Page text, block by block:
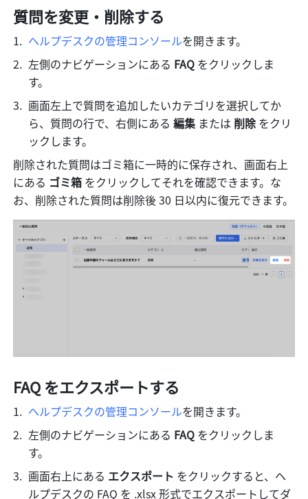
質問を変更・削除する
ヘルプデスクの管理コンソールを開きます。
左側のナビゲーションにある FAQ をクリックしま
す。
画面左上で質問を追加したいカテゴリを選択してか
ら、質問の行で、右側にある 編集 または 削除 をクリ
ックします。
削除された質問はゴミ箱に一時的に保存され、画面右上
にある ゴミ箱 をクリックしてそれを確認できます。な
お、削除された質問は削除後 30 日以内に復元できます。
FAQ をエクスポートする
ヘルプデスクの管理コンソールを開きます。
左側のナビゲーションにある FAQ をクリックしま
す。
画面右上にある エクスポート をクリックすると、ヘ
ルプデスクの FAQ を .xlsx 形式でエクスポートしてダ